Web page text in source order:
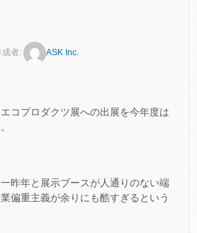
成者: ASK Inc.
コプロダクツ展への出展を今年度は
昨年と展示ブースが人通りのない端
偏重主義が余りにも酷すぎるという